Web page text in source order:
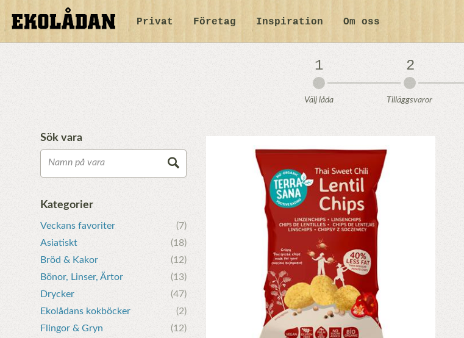
Privat Företag Inspiration Om oss
1
Välj låda
2
Tilläggsvaror
Sök vara
Kategorier
Veckans favoriter
(7)
Asiatiskt
(18)
Bröd & Kakor
(12)
Bönor, Linser, Ärtor
(13)
Drycker
(47)
Ekolådans kokböcker
(2)
Flingor & Gryn
(12)